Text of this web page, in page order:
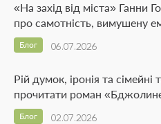
«На захід від міста» Ганни
про самотність, вимушену
06.07.2026
Блог
Рій думок, іронія та
прочитати роман
02.07.2026
Блог